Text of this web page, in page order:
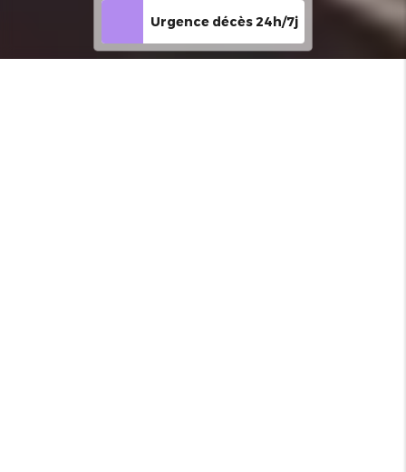
Urgence décès 24h/7j